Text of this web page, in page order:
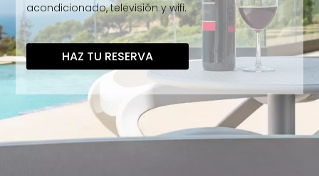
acondicionado, televisión y wifi.
HAZ TU RESERVA